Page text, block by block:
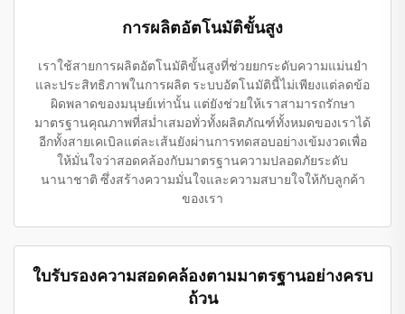
การผลิตอัตโนมัติขั้นสูง
เราใช้สายการผลิตอัตโนมัติขั้นสูงที่ช่วยยกระดับความแม่นยำ
และประสิทธิภาพในการผลิต ระบบอัตโนมัตินี้ไม่เพียงแต่ลดข้อ
ผิดพลาดของมนุษย์เท่านั้น แต่ยังช่วยให้เราสามารถรักษา
มาตรฐานคุณภาพที่สม่ำเสมอทั่วทั้งผลิตภัณฑ์ทั้งหมดของเราได้
อีกทั้งสายเคเบิลแต่ละเส้นยังผ่านการทดสอบอย่างเข้มงวดเพื่อ
ให้มั่นใจว่าสอดคล้องกับมาตรฐานความปลอดภัยระดับ
นานาชาติ ซึ่งสร้างความมั่นใจและความสบายใจให้กับลูกค้า
ของเรา
ใบรับรองความสอดคล้องตามมาตรฐานอย่างครบ
ถ้วน